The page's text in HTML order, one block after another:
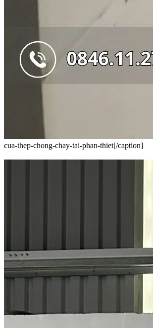
cua-thep-chong-chay-tai-phan-thiet[/caption]